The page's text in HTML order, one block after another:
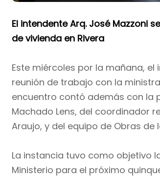
El intendente Arq. José Mazzoni
de vivienda en Rivera
Este miércoles por la mañana,
reunión de trabajo con la
encuentro contó además con la
Machado Lens, del coordinador
Araujo, y del equipo de Obras de
La instancia tuvo como objetivo
Ministerio para el próximo